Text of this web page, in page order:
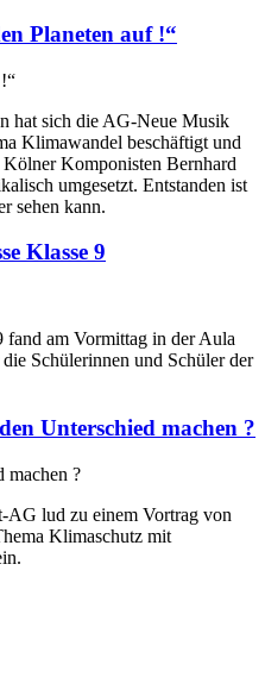
Planeten auf !“
hat sich die AG-Neue Musik
Klimawandel beschäftigt und
Komponisten Bernhard
umgesetzt. Entstanden ist
sehen kann.
Klasse 9
fand am Vormittag in der Aula
Schülerinnen und Schüler der
Unterschied machen ?
AG lud zu einem Vortrag von
Klimaschutz mit